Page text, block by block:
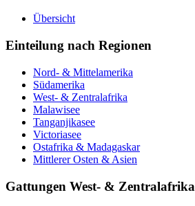
Übersicht
Einteilung nach Regionen
Nord- & Mittelamerika
Südamerika
West- & Zentralafrika
Malawisee
Tanganjikasee
Victoriasee
Ostafrika & Madagaskar
Mittlerer Osten & Asien
Gattungen West- & Zentralafrika